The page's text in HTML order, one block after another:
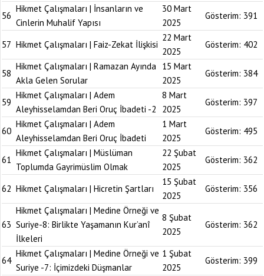
56
Hikmet Çalışmaları | İnsanların ve
Cinlerin Muhalif Yapısı
30 Mart
2025
Gösterim: 391
57 Hikmet Çalışmaları | Faiz-Zekat İlişkisi
22 Mart
2025
Gösterim: 402
58
Hikmet Çalışmaları | Ramazan Ayında
Akla Gelen Sorular
15 Mart
2025
Gösterim: 384
59
Hikmet Çalışmaları | Adem
Aleyhisselamdan Beri Oruç İbadeti -2
8 Mart
2025
Gösterim: 397
60
Hikmet Çalışmaları | Adem
Aleyhisselamdan Beri Oruç İbadeti
1 Mart
2025
Gösterim: 495
61
Hikmet Çalışmaları | Müslüman
Toplumda Gayrimüslim Olmak
22 Şubat
2025
Gösterim: 362
62 Hikmet Çalışmaları | Hicretin Şartları
15 Şubat
2025
Gösterim: 356
63
Hikmet Çalışmaları | Medine Örneği ve
Suriye-8: Birlikte Yaşamanın Kur’anî
İlkeleri
8 Şubat
2025
Gösterim: 362
64
Hikmet Çalışmaları | Medine Örneği ve
Suriye -7: İçimizdeki Düşmanlar
1 Şubat
2025
Gösterim: 399